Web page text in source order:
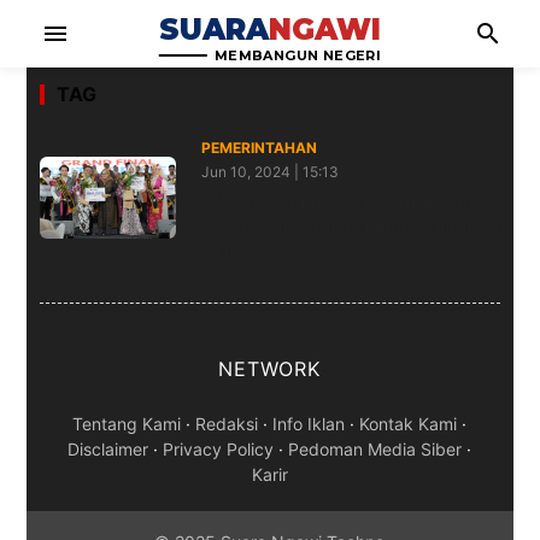
menu SUARANGAWI
MEMBANGUN NEGERI
search
TAG
PEMERINTAHAN
Jun 10, 2024 | 15:13
NETWORK
Tentang Kami · Redaksi · Info Iklan · Kontak Kami ·
Disclaimer · Privacy Policy · Pedoman Media Siber ·
Karir